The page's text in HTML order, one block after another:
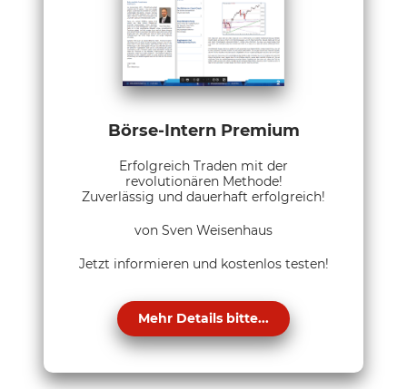
Börse-Intern Premium
Erfolgreich Traden mit der
revolutionären Methode!
Zuverlässig und dauerhaft erfolgreich!
von Sven Weisenhaus
Jetzt informieren und kostenlos testen!
Mehr Details bitte...